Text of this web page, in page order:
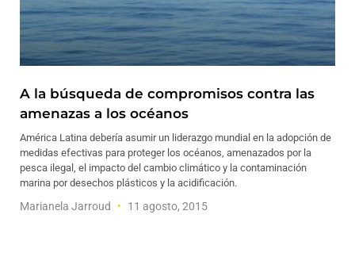
A la búsqueda de compromisos contra las
amenazas a los océanos
América Latina debería asumir un liderazgo mundial en la adopción de
medidas efectivas para proteger los océanos, amenazados por la
pesca ilegal, el impacto del cambio climático y la contaminación
marina por desechos plásticos y la acidificación.
Marianela Jarroud 11 agosto, 2015